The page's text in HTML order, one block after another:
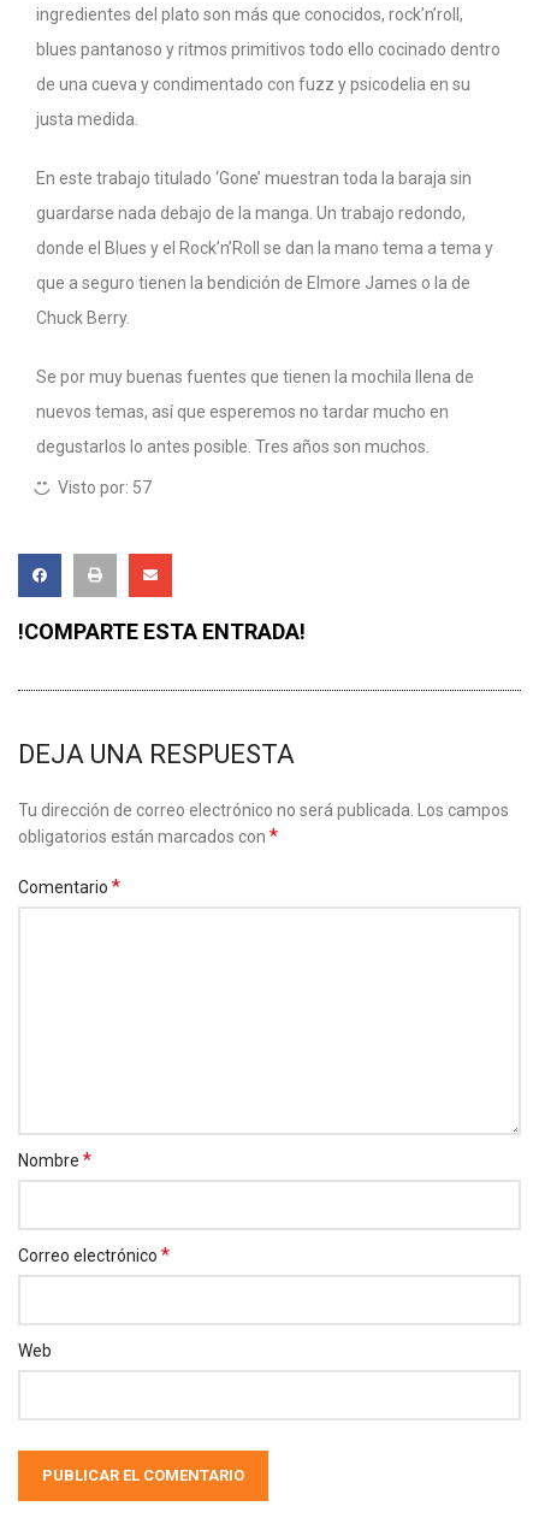
ingredientes del plato son más que conocidos, rock’n’roll,
blues pantanoso y ritmos primitivos todo ello cocinado dentro
de una cueva y condimentado con fuzz y psicodelia en su
justa medida.
En este trabajo titulado ‘Gone’ muestran toda la baraja sin
guardarse nada debajo de la manga. Un trabajo redondo,
donde el Blues y el Rock’n’Roll se dan la mano tema a tema y
que a seguro tienen la bendición de Elmore James o la de
Chuck Berry.
Se por muy buenas fuentes que tienen la mochila llena de
nuevos temas, así que esperemos no tardar mucho en
degustarlos lo antes posible. Tres años son muchos.
Visto por: 57
!COMPARTE ESTA ENTRADA!
DEJA UNA RESPUESTA
Tu dirección de correo electrónico no será publicada. Los campos
obligatorios están marcados con *
Comentario *
Nombre *
Correo electrónico *
Web